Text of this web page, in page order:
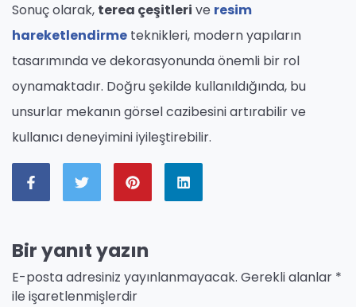
Sonuç olarak, terea çeşitleri ve resim
hareketlendirme teknikleri, modern yapıların
tasarımında ve dekorasyonunda önemli bir rol
oynamaktadır. Doğru şekilde kullanıldığında, bu
unsurlar mekanın görsel cazibesini artırabilir ve
kullanıcı deneyimini iyileştirebilir.
Bir yanıt yazın
E-posta adresiniz yayınlanmayacak. Gerekli alanlar *
ile işaretlenmişlerdir